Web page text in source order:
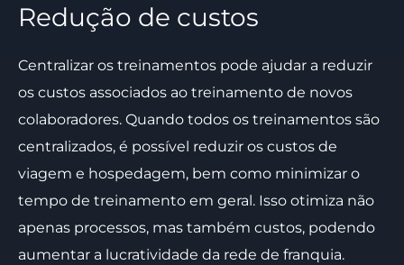
Redução de custos
Centralizar os treinamentos pode ajudar a reduzir
os custos associados ao treinamento de novos
colaboradores. Quando todos os treinamentos são
centralizados, é possível reduzir os custos de
viagem e hospedagem, bem como minimizar o
tempo de treinamento em geral. Isso otimiza não
apenas processos, mas também custos, podendo
aumentar a lucratividade da rede de franquia.